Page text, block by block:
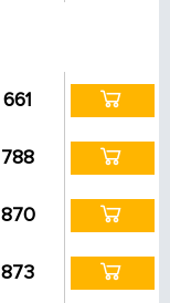
661
788
870
873